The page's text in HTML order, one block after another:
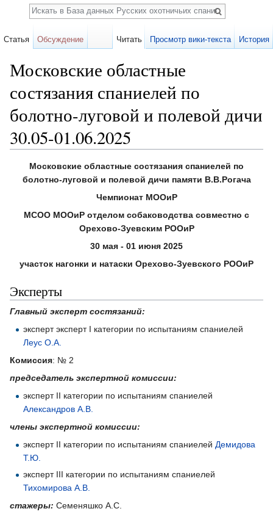
Московские областные
состязания спаниелей по
болотно-луговой и полевой дичи
30.05-01.06.2025
Московские областные состязания спаниелей по
болотно-луговой и полевой дичи памяти В.В.Рогача
Чемпионат МООиР
МСОО МООиР отделом собаководства совместно с
Орехово-Зуевским РООиР
30 мая - 01 июня 2025
участок нагонки и натаски Орехово-Зуевского РООиР
Эксперты
Главный эксперт состязаний:
эксперт эксперт I категории по испытаниям спаниелей
Леус О.А.
Комиссия: № 2
председатель экспертной комиссии:
эксперт II категории по испытаниям спаниелей
Александров А.В.
члены экспертной комиссии:
эксперт II категории по испытаниям спаниелейДемидова
Т.Ю.
эксперт III категории по испытаниям спаниелей
Тихомирова А.В.
стажеры: Семеняшко А.С.
Статья Обсуждение Читать Просмотр вики-текста История
Поиск